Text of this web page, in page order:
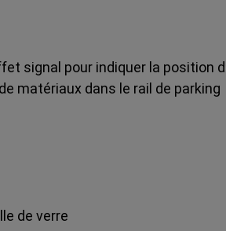
signal pour indiquer la position
matériaux dans le rail de parking
de verre